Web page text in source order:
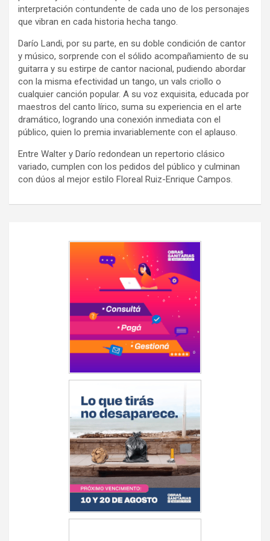
interpretación contundente de cada uno de los personajes
que vibran en cada historia hecha tango.
Darío Landi, por su parte, en su doble condición de cantor
y músico, sorprende con el sólido acompañamiento de su
guitarra y su estirpe de cantor nacional, pudiendo abordar
con la misma efectividad un tango, un vals criollo o
cualquier canción popular. A su voz exquisita, educada por
maestros del canto lírico, suma su experiencia en el arte
dramático, logrando una conexión inmediata con el
público, quien lo premia invariablemente con el aplauso.
Entre Walter y Darío redondean un repertorio clásico
variado, cumplen con los pedidos del público y culminan
con dúos al mejor estilo Floreal Ruiz-Enrique Campos.